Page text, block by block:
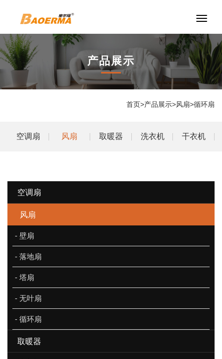
切
导
航
产品展示
首页>产品展示>风扇>循环扇
空调扇 风扇 取暖器 洗衣机 干衣机
空调扇
风扇
- 壁扇
- 落地扇
- 塔扇
- 无叶扇
- 循环扇
取暖器